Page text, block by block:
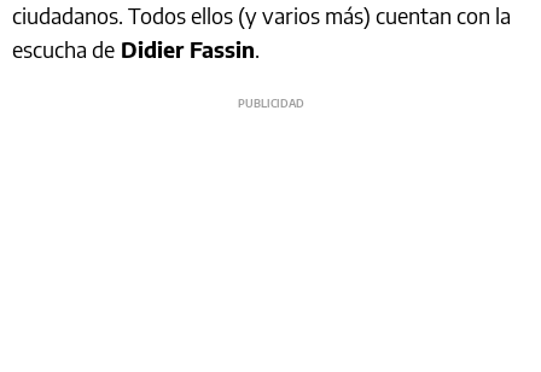
ciudadanos. Todos ellos (y varios más) cuentan con la
escucha de Didier Fassin.